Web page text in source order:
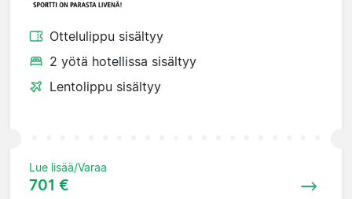
Ottelulippu sisältyy
2 yötä hotellissa sisältyy
Lentolippu sisältyy
Lue lisää/Varaa
701 €